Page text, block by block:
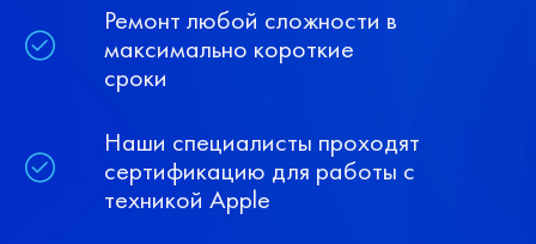
Ремонт любой сложности в
максимально короткие
сроки
Наши специалисты проходят
сертификацию для работы с
техникой Apple